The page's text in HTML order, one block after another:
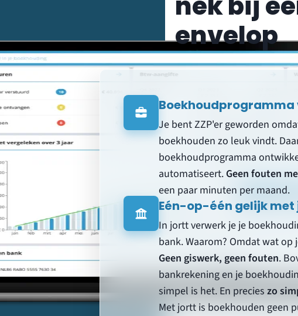
envelop
Boekhoudprogramma
Je bent ZZP'er geworden
boekhouden zo leuk vindt.
boekhoudprogramma
automatiseert. Geen fouten
een paar minuten per maand.
Eén-op-één gelijk met
In jortt verwerk je je
bank. Waarom? Omdat wat
Geen giswerk, geen fouten.
bankrekening en je
simpel is het. En precies zo
Met jortt is boekhouden geen